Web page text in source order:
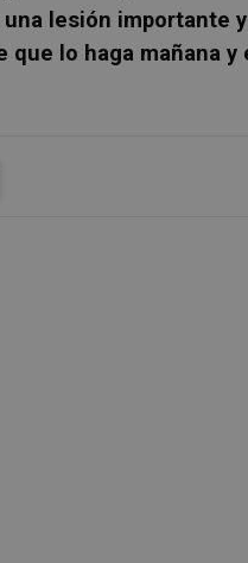
lesión importante
lo haga mañana